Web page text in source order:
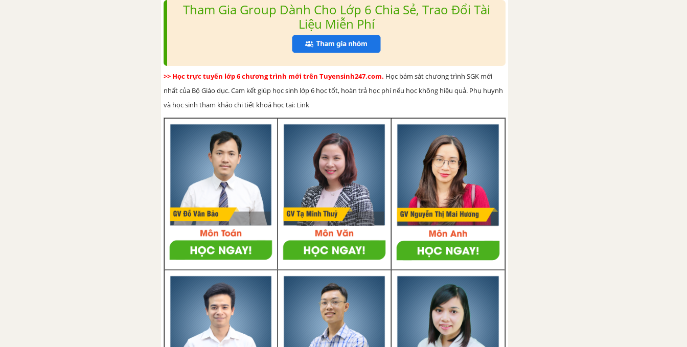
Tham Gia Group Dành Cho Lớp 6 Chia Sẻ, Trao Đổi Tài
Liệu Miễn Phí
>> Học trực tuyến lớp 6 chương trình mới trên Tuyensinh247.com. Học bám sát chương trình SGK mới
nhất của Bộ Giáo dục. Cam kết giúp học sinh lớp 6 học tốt, hoàn trả học phí nếu học không hiệu quả. Phụ huynh
và học sinh tham khảo chi tiết khoá học tại: Link